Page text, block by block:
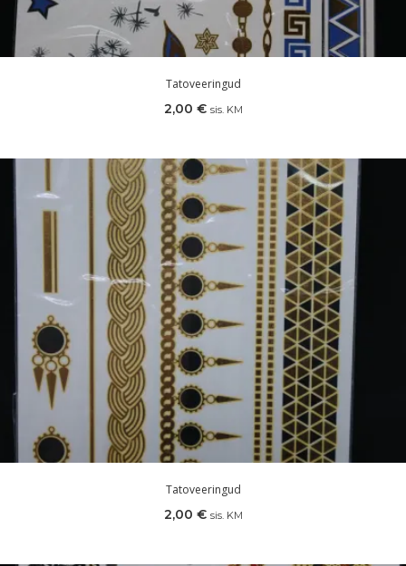
Tatoveeringud
2,00 € sis. KM
Tatoveeringud
2,00 € sis. KM